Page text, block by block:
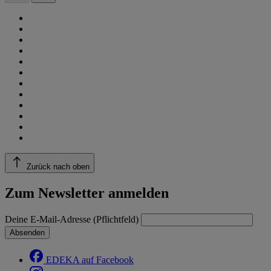
Zurück nach oben
Zum Newsletter anmelden
Deine E-Mail-Adresse (Pflichtfeld)
Absenden
EDEKA auf Facebook